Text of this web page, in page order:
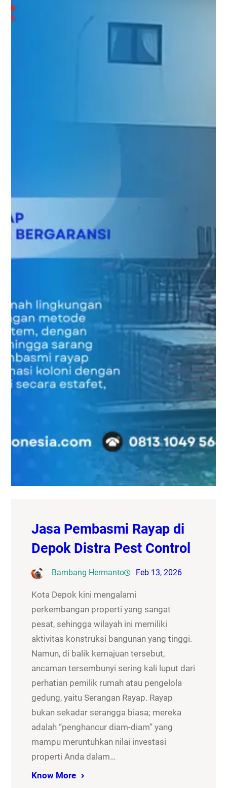
Jasa Pembasmi Rayap di
Depok Distra Pest Control
Bambang Hermanto Feb 13, 2026
Kota Depok kini mengalami
perkembangan properti yang sangat
pesat, sehingga wilayah ini memiliki
aktivitas konstruksi bangunan yang tinggi.
Namun, di balik kemajuan tersebut,
ancaman tersembunyi sering kali luput dari
perhatian pemilik rumah atau pengelola
gedung, yaitu Serangan Rayap. Rayap
bukan sekadar serangga biasa; mereka
adalah “penghancur diam-diam” yang
mampu meruntuhkan nilai investasi
properti Anda dalam…
Know More